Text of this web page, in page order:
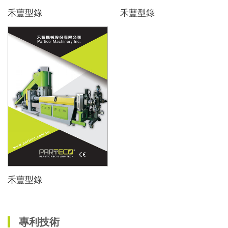
禾蘴型錄 禾蘴型錄
禾蘴型錄
專利技術